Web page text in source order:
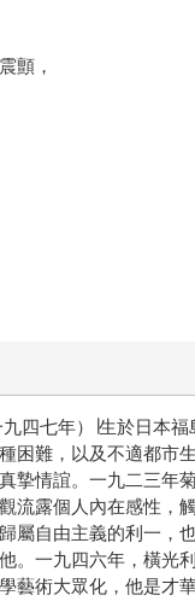
顫，
四七年）∣生於日本
困難，以及不適都市
摯情誼。一九二三年
流露個人內在感性，
屬自由主義的利一，
。一九四六年，橫光
藝術大眾化，他是才